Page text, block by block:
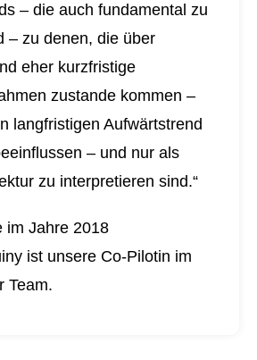
– die auch fundamental zu
– zu denen, die über
eher kurzfristige
zustande kommen –
langfristigen Aufwärtstrend
– und nur als
zu interpretieren sind.“
im Jahre 2018
ist unsere Co-Pilotin im
Team.